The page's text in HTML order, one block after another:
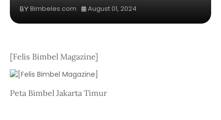
Bimbeles.com August 01, 2024
[Felis Bimbel Magazine]
Peta Bimbel Jakarta Timur